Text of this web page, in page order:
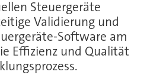
Steuergeräte
Validierung und
Software am
Effizienz und Qualität